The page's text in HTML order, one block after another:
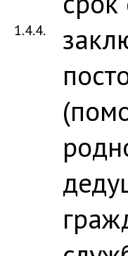
1.4.4.